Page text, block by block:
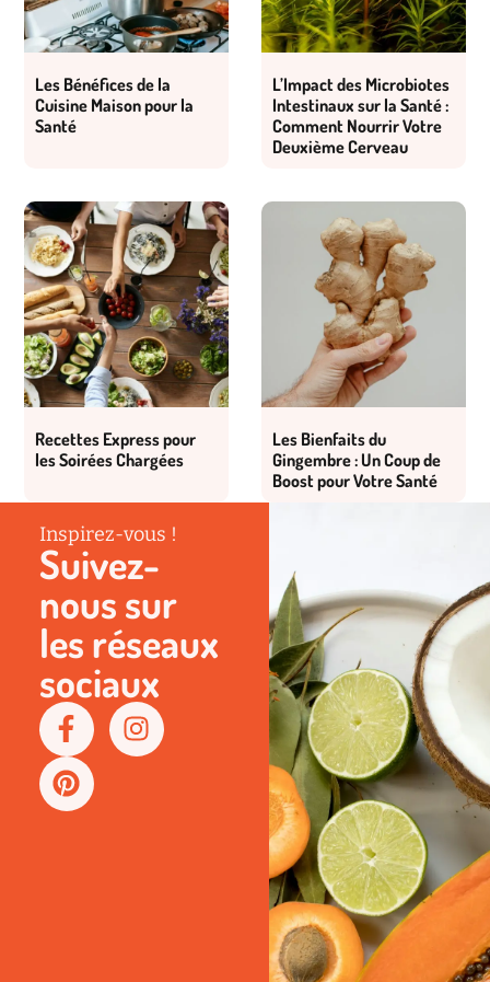
Les Bénéfices de la
Cuisine Maison pour la
Santé
L’Impact des Microbiotes
Intestinaux sur la Santé :
Comment Nourrir Votre
Deuxième Cerveau
Recettes Express pour
les Soirées Chargées
Les Bienfaits du
Gingembre : Un Coup de
Boost pour Votre Santé
Inspirez-vous !
Suivez-
nous sur
les réseaux
sociaux